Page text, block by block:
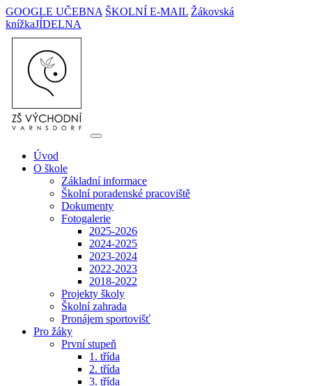
GOOGLE UČEBNA ŠKOLNÍ E-MAIL Žákovská
knížkaJÍDELNA
Úvod
O škole
Základní informace
Školní poradenské pracoviště
Dokumenty
Fotogalerie
2025-2026
2024-2025
2023-2024
2022-2023
2018-2022
Projekty školy
Školní zahrada
Pronájem sportovišť
Pro žáky
První stupeň
1. třída
2. třída
3. třída